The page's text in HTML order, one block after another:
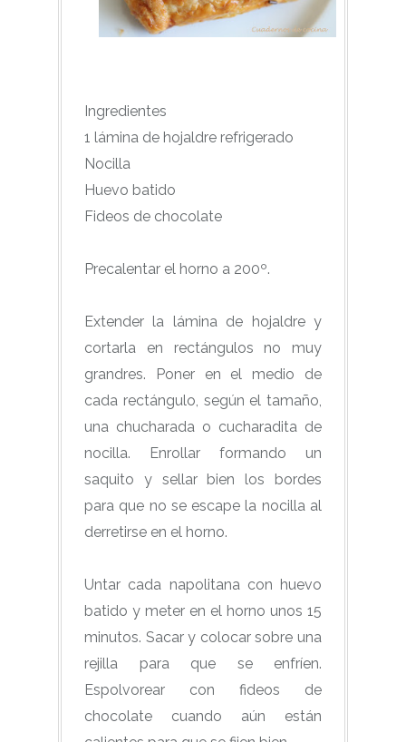
Ingredientes
1 lámina de hojaldre refrigerado
Nocilla
Huevo batido
Fideos de chocolate
Precalentar el horno a 200º.
Extender la lámina de hojaldre y
cortarla en rectángulos no muy
grandres. Poner en el medio de
cada rectángulo, según el tamaño,
una chucharada o cucharadita de
nocilla. Enrollar formando un
saquito y sellar bien los bordes
para que no se escape la nocilla al
derretirse en el horno.
Untar cada napolitana con huevo
batido y meter en el horno unos 15
minutos. Sacar y colocar sobre una
rejilla para que se enfríen.
Espolvorear con fideos de
chocolate cuando aún están